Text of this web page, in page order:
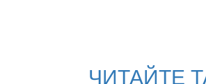
ЧИТАЙТЕ